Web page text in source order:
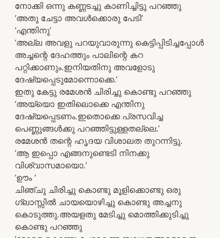
നോക്കി ഒന്നു കണ്ണടച്ചു കാണിച്ചിട്ടു പറഞ്ഞു
‘അതു ചേട്ടാ അവള്‍ക്കൊരു പേടി’
‘എന്തിനു’
‘അല്ല അവളു പറയുവാരുന്നു കെട്ടിപ്പിടിച്ചപ്പോള്‍
അച്ചന്റെ ദേഹത്തും പാലിന്റെ കറ
പറ്റിക്കാണും.ഇനിയതിനു അവളോടു
ദേഷ്യപ്പെടുമോന്നൊക്കെ.’
ഇതു കേട്ടു രമേശന്‍ ചിരിച്ചു കൊണ്ടു പറഞ്ഞു
‘അയ്യൊ ഇതിലൊക്കെ എന്തിനു
ദേഷ്യപ്പെടണം.ഇതൊക്കെ പ്രസവിച്ച
പെണ്ണുങ്ങള്‍ക്കു പറഞ്ഞിട്ടുള്ളതല്ലെ.’
രമേശന്‍ തന്റെ ഹൃദയ വിശാലത തുറന്നിട്ടു.
‘ആ ഇപ്പൊ എങ്ങനുണ്ടെടി നിനക്കു
വിശ്വാസമായൊ.’
‘ഊം ‘
ചിഞ്ചു ചിരിച്ചു കൊണ്ടു മൂളിക്കൊണ്ടു ഒരു
ഗ്ലാസ്സില്‍ ചായയൊഴിച്ചു കൊണ്ടു അച്ചനു
കൊടുത്തു.അയളതു മേടിച്ചു മൊത്തിക്കുടിച്ചു
കൊണ്ടു പറഞ്ഞു